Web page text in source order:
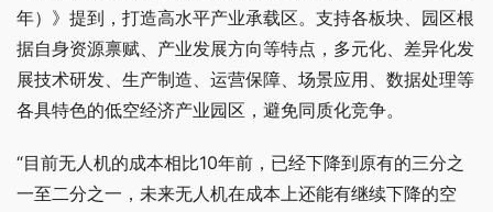
年）》提到，打造高水平产业承载区。支持各板块、园区根
据自身资源禀赋、产业发展方向等特点，多元化、差异化发
展技术研发、生产制造、运营保障、场景应用、数据处理等
各具特色的低空经济产业园区，避免同质化竞争。
“目前无人机的成本相比10年前，已经下降到原有的三分之
一至二分之一，未来无人机在成本上还能有继续下降的空